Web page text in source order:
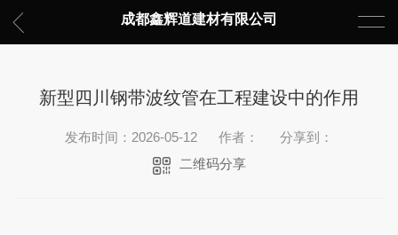
成都鑫辉道建材有限公司
新型四川钢带波纹管在工程建设中的作用
发布时间：2026-05-12 作者：
分享到：
二维码分享